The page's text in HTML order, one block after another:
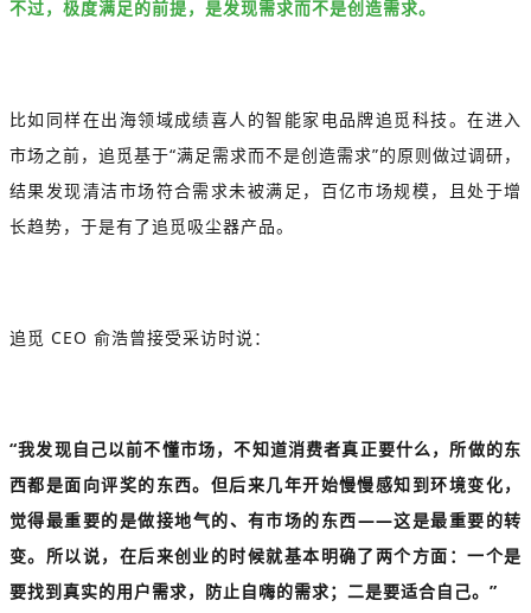
不过，极度满足的前提，是发现需求而不是创造需求。
比如同样在出海领域成绩喜人的智能家电品牌追觅科技。在进入
市场之前，追觅基于“满足需求而不是创造需求”的原则做过调研，
结果发现清洁市场符合需求未被满足，百亿市场规模，且处于增
长趋势，于是有了追觅吸尘器产品。
追觅 CEO 俞浩曾接受采访时说：
“我发现自己以前不懂市场，不知道消费者真正要什么，所做的东
西都是面向评奖的东西。但后来几年开始慢慢感知到环境变化，
觉得最重要的是做接地气的、有市场的东西——这是最重要的转
变。所以说，在后来创业的时候就基本明确了两个方面：一个是
要找到真实的用户需求，防止自嗨的需求；二是要适合自己。”